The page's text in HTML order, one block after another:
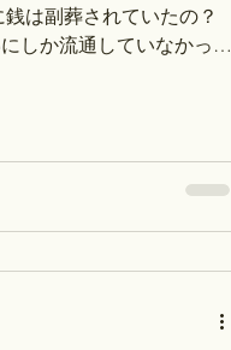
は副葬されていたの？
しか流通していなかった
大戦景気～ 水：「水曜日
技術と文化～ 木：「木
て、麦は納税していたの
か？ 律令の規定（賦役
に備えて米穀を蓄えて